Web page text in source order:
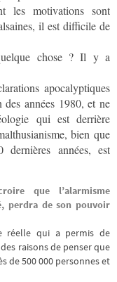
les motivations sont
il est difficile de
chose ? Il y a
apocalyptiques
années 1980, et ne
qui est derrière
bien que
dernières années, est
que l’alarmisme
perdra de son pouvoir
réelle qui a permis de
raisons de penser que
de 500 000 personnes et